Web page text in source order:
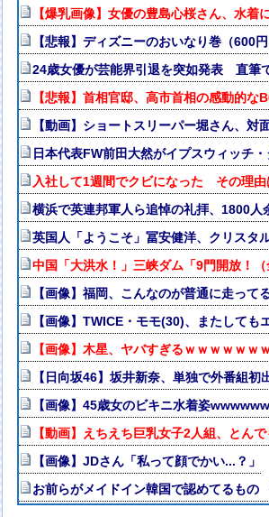
【爆乳画像】女優の豊島心桜さん、水
【悲報】ディズニーのおいなり巻（
24歳女優が芸能界引退を突如発表 直筆
【悲報】首相官邸、高市首相の感動的
【動画】ショートスリーパー堀さん、
日本代表FW前田大然がイプスウィッチ
入社して1週間でクビになった その理由
横浜で英連邦軍人ら追悼の礼拝、1800
英国人「ようこそ」冨安健洋、クリスタ
中国「大洪水！」三峡ダム「9門開放！
【画像】福岡、こんなのが普通に走っ
【画像】TWICE・モモ(30)、またして
【画像】木星、ヤバすぎるｗｗｗｗｗｗ
【日向坂46】坂井新奈、単独で外番組
【画像】45歳女のビキニ水着姿
【動画】えちえち巨乳女子2人組、とん
【画像】JDさん「私って顔でかい...？」
お前らがメイドイン韓国で認めてるもの